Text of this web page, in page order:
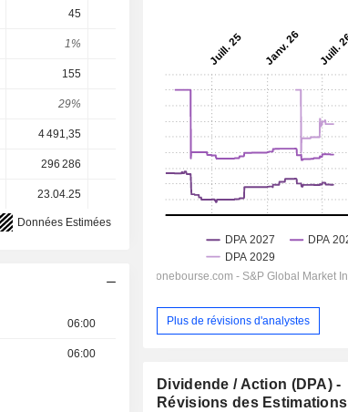
45
1% 1,98%
155 207 230,1
29% 43,3% 43,2%
4 491,35 4 528,00 4 528,00
296 286 296 589
23.04.25 -
Données Estimées
06:00
06:00
Plus de révisions d'analystes
Dividende / Action (DPA) -
Révisions des Estimations